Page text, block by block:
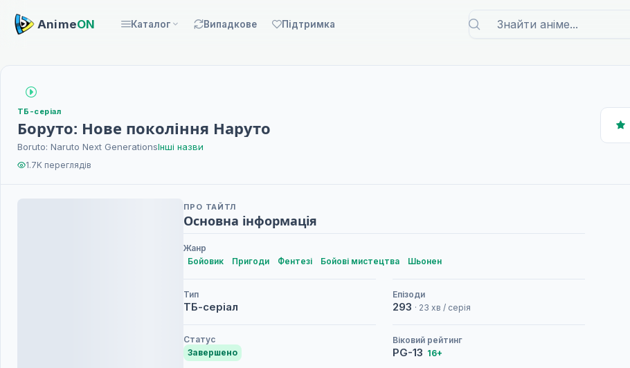
AnimeON Каталог Випадкове Підтримка
ТБ-серіал
Боруто: Нове покоління Наруто
Boruto: Naruto Next GenerationsІнші назви
1.7K переглядів
ПРО ТАЙТЛ
Основна інформація
Жанр
Бойовик
Пригоди Фентезі Бойові мистецтва Шьонен
Тип
ТБ-серіал
Епізоди
293 · 23 хв / серія
Статус
Завершено
Віковий рейтинг
PG-13 16+